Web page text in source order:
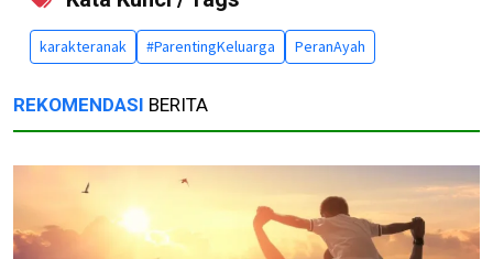
karakteranak #ParentingKeluarga PeranAyah
REKOMENDASI BERITA